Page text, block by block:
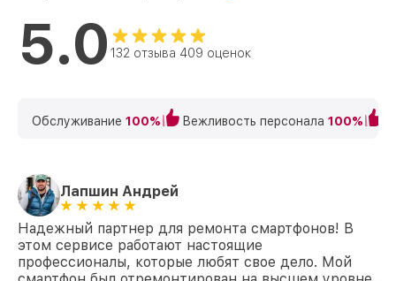
5.0 132 отзыва 409 оценок
Обслуживание 100% Вежливость персонала 100%
Лапшин Андрей
Надежный партнер для ремонта смартфонов! В
этом сервисе работают настоящие
профессионалы, которые любят свое дело. Мой